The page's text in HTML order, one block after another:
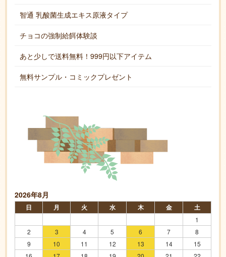
智通 乳酸菌生成エキス原液タイプ
チョコの強制給餌体験談
あと少しで送料無料！999円以下アイテム
無料サンプル・コミックプレゼント
2026年8月
日 月 火 水 木 金 土
1
2
3 4 5 6 7
8
9
10 11 12 13 14
15